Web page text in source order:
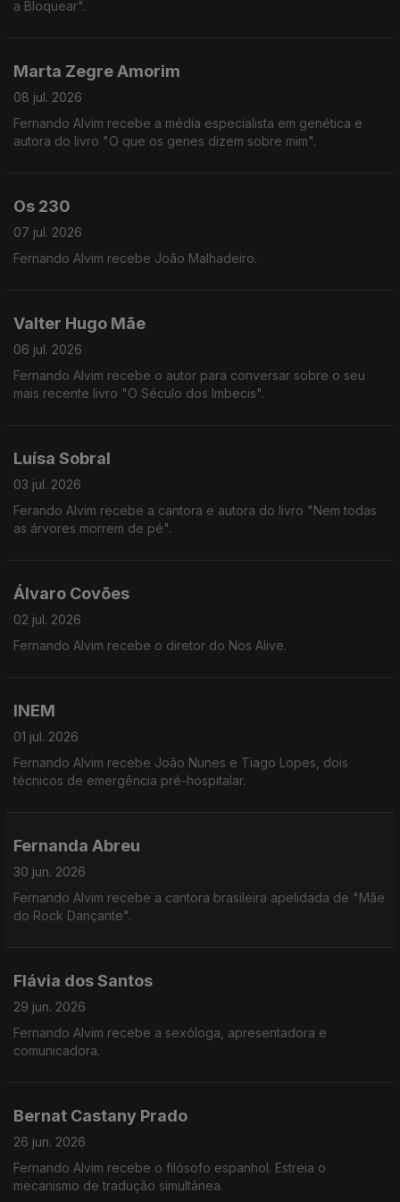
a Bloquear".
Marta Zegre Amorim
08 jul. 2026
Fernando Alvim recebe a média especialista em genética e
autora do livro "O que os genes dizem sobre mim".
Os 230
07 jul. 2026
Fernando Alvim recebe João Malhadeiro.
Valter Hugo Mãe
06 jul. 2026
Fernando Alvim recebe o autor para conversar sobre o seu
mais recente livro "O Século dos Imbecis".
Luísa Sobral
03 jul. 2026
Ferando Alvim recebe a cantora e autora do livro "Nem todas
as árvores morrem de pé".
Álvaro Covões
02 jul. 2026
Fernando Alvim recebe o diretor do Nos Alive.
INEM
01 jul. 2026
Fernando Alvim recebe João Nunes e Tiago Lopes, dois
técnicos de emergência pré-hospitalar.
Fernanda Abreu
30 jun. 2026
Fernando Alvim recebe a cantora brasileira apelidada de "Mãe
do Rock Dançante".
Flávia dos Santos
29 jun. 2026
Fernando Alvim recebe a sexóloga, apresentadora e
comunicadora.
Bernat Castany Prado
26 jun. 2026
Fernando Alvim recebe o filósofo espanhol. Estreia o
mecanismo de tradução simultânea.